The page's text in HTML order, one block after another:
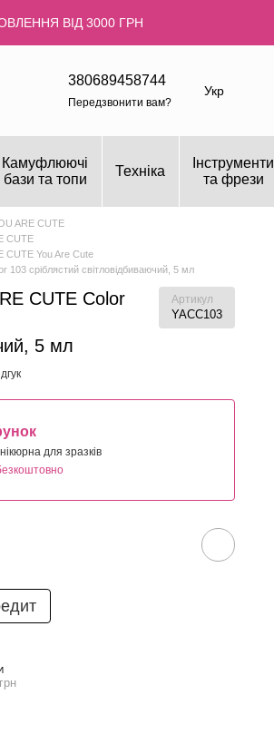
ВІД 3000 ГРН
380689458744
Передзвонити вам?
Укр
Камуфлюючі
бази та топи
Техніка
Інструменти
та фрези
ARE CUTE
CUTE
CUTE You Are Cute
103 сріблястий світловідбиваючий, 5 мл
CUTE Color
5 мл
Артикул
YACC103
для зразків